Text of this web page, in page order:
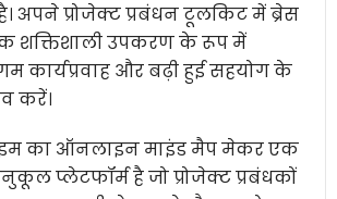
अपने प्रोजेक्ट प्रबंधन टूलकिट में ब्रेस
शक्तिशाली उपकरण के रूप में
कार्यप्रवाह और बढ़ी हुई सहयोग के
करें।
का ऑनलाइन माइंड मैप मेकर एक
प्लेटफॉर्म है जो प्रोजेक्ट प्रबंधकों